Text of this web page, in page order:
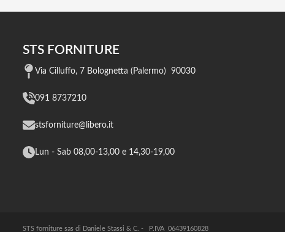
STS FORNITURE
Via Cilluffo, 7 Bolognetta (Palermo) 90030
091 8737210
stsforniture@libero.it
Lun - Sab 08,00-13,00 e 14,30-19,00
STS forniture sas di Daniele Stassi & C. - P.IVA 06439160828